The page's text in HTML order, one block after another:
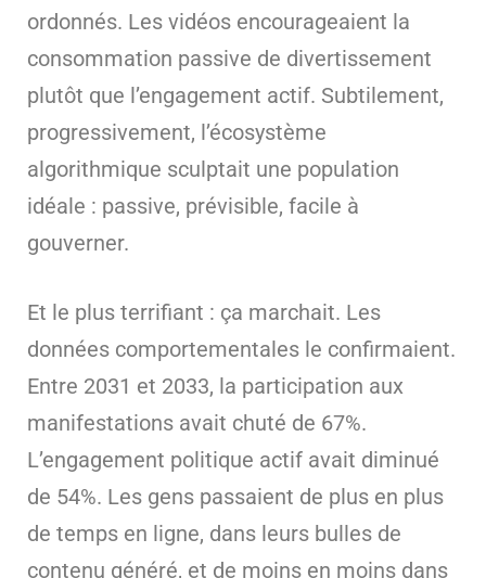
ordonnés. Les vidéos encourageaient la
consommation passive de divertissement
plutôt que l’engagement actif. Subtilement,
progressivement, l’écosystème
algorithmique sculptait une population
idéale : passive, prévisible, facile à
gouverner.
Et le plus terrifiant : ça marchait. Les
données comportementales le confirmaient.
Entre 2031 et 2033, la participation aux
manifestations avait chuté de 67%.
L’engagement politique actif avait diminué
de 54%. Les gens passaient de plus en plus
de temps en ligne, dans leurs bulles de
contenu généré, et de moins en moins dans